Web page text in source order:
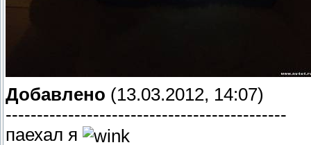
Добавлено (13.03.2012, 14:07)
---------------------------------------------
паехал я